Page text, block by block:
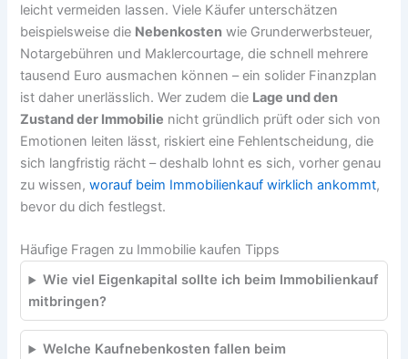
leicht vermeiden lassen. Viele Käufer unterschätzen
beispielsweise die Nebenkosten wie Grunderwerbsteuer,
Notargebühren und Maklercourtage, die schnell mehrere
tausend Euro ausmachen können – ein solider Finanzplan
ist daher unerlässlich. Wer zudem die Lage und den
Zustand der Immobilie nicht gründlich prüft oder sich von
Emotionen leiten lässt, riskiert eine Fehlentscheidung, die
sich langfristig rächt – deshalb lohnt es sich, vorher genau
zu wissen,worauf beim Immobilienkauf wirklich ankommt,
bevor du dich festlegst.
Häufige Fragen zu Immobilie kaufen Tipps
Wie viel Eigenkapital sollte ich beim Immobilienkauf
mitbringen?
Welche Kaufnebenkosten fallen beim